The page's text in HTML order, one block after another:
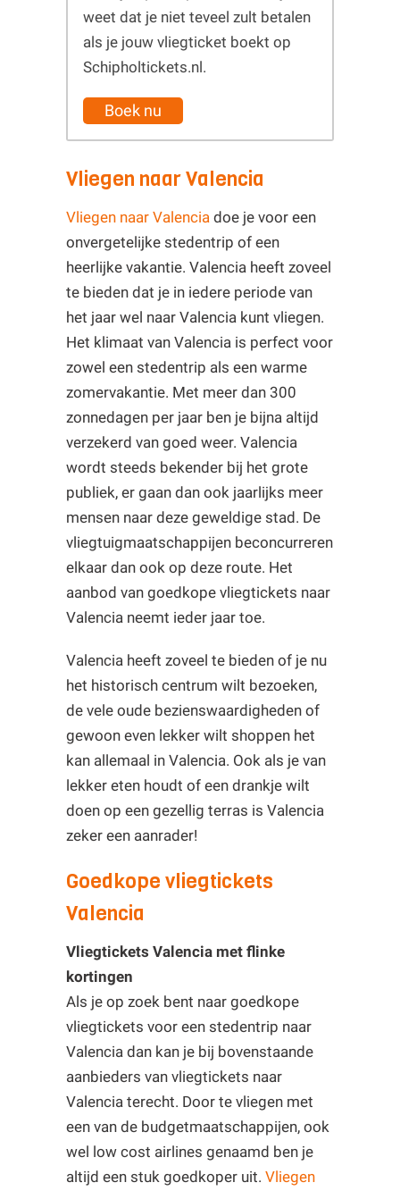
weet dat je niet teveel zult betalen
als je jouw vliegticket boekt op
Schipholtickets.nl.
Boek nu
Vliegen naar Valencia
Vliegen naar Valencia doe je voor een
onvergetelijke stedentrip of een
heerlijke vakantie. Valencia heeft zoveel
te bieden dat je in iedere periode van
het jaar wel naar Valencia kunt vliegen.
Het klimaat van Valencia is perfect voor
zowel een stedentrip als een warme
zomervakantie. Met meer dan 300
zonnedagen per jaar ben je bijna altijd
verzekerd van goed weer. Valencia
wordt steeds bekender bij het grote
publiek, er gaan dan ook jaarlijks meer
mensen naar deze geweldige stad. De
vliegtuigmaatschappijen beconcurreren
elkaar dan ook op deze route. Het
aanbod van goedkope vliegtickets naar
Valencia neemt ieder jaar toe.
Valencia heeft zoveel te bieden of je nu
het historisch centrum wilt bezoeken,
de vele oude bezienswaardigheden of
gewoon even lekker wilt shoppen het
kan allemaal in Valencia. Ook als je van
lekker eten houdt of een drankje wilt
doen op een gezellig terras is Valencia
zeker een aanrader!
Goedkope vliegtickets
Valencia
Vliegtickets Valencia met flinke
kortingen
Als je op zoek bent naar goedkope
vliegtickets voor een stedentrip naar
Valencia dan kan je bij bovenstaande
aanbieders van vliegtickets naar
Valencia terecht. Door te vliegen met
een van de budgetmaatschappijen, ook
wel low cost airlines genaamd ben je
altijd een stuk goedkoper uit. Vliegen